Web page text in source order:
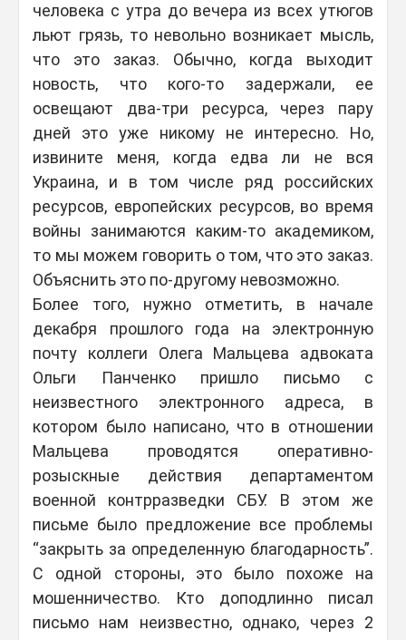
человека с утра до вечера из всех утюгов
льют грязь, то невольно возникает мысль,
что это заказ. Обычно, когда выходит
новость, что кого-то задержали, ее
освещают два-три ресурса, через пару
дней это уже никому не интересно. Но,
извините меня, когда едва ли не вся
Украина, и в том числе ряд российских
ресурсов, европейских ресурсов, во время
войны занимаются каким-то академиком,
то мы можем говорить о том, что это заказ.
Объяснить это по-другому невозможно.
Более того, нужно отметить, в начале
декабря прошлого года на электронную
почту коллеги Олега Мальцева адвоката
Ольги Панченко пришло письмо с
неизвестного электронного адреса, в
котором было написано, что в отношении
Мальцева проводятся оперативно-
розыскные действия департаментом
военной контрразведки СБУ. В этом же
письме было предложение все проблемы
“закрыть за определенную благодарность”.
С одной стороны, это было похоже на
мошенничество. Кто доподлинно писал
письмо нам неизвестно, однако, через 2